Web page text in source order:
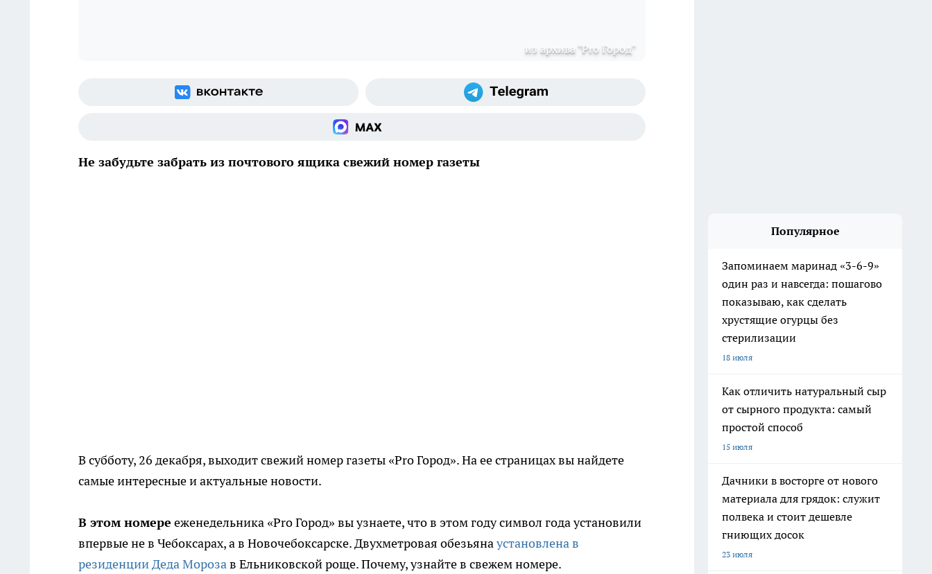
из архива "Pro Город"
Не забудьте забрать из почтового ящика свежий номер газеты
В субботу, 26 декабря, выходит свежий номер газеты «Pro Город». На ее страницах вы найдете
самые интересные и актуальные новости.
В этом номере еженедельника «Pro Город» вы узнаете, что в этом году символ года установили
впервые не в Чебоксарах, а в Новочебоксарске. Двухметровая обезьянаустановлена в
резиденцииДеда Морозав Ельниковской роще. Почему, узнайте в свежем номере.
Популярное
Запоминаем маринад «3-6-9»
один раз и навсегда: пошагово
показываю, как сделать
хрустящие огурцы без
стерилизации
18 июля
Как отличить натуральный сыр
от сырного продукта: самый
простой способ
15 июля
Дачники в восторге от нового
материала для грядок: служит
полвека и стоит дешевле
гниющих досок
23 июля